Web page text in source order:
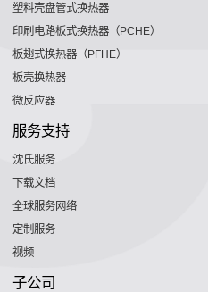
塑料壳盘管式换热器
印刷电路板式换热器（PCHE）
板翅式换热器（PFHE）
板壳换热器
微反应器
服务支持
沈氏服务
下载文档
全球服务网络
定制服务
视频
子公司